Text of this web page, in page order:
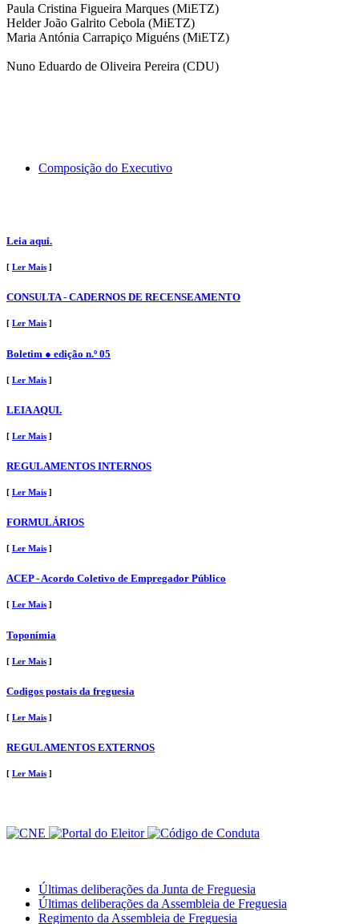
Paula Cristina Figueira Marques (MiETZ)
Helder João Galrito Cebola (MiETZ)
Maria Antónia Carrapiço Miguéns (MiETZ)
Nuno Eduardo de Oliveira Pereira (CDU)
Composição do Executivo
Leia aqui.
[ Ler Mais ]
CONSULTA - CADERNOS DE RECENSEAMENTO
[ Ler Mais ]
Boletim ● edição n.º 05
[ Ler Mais ]
LEIA AQUI.
[ Ler Mais ]
REGULAMENTOS INTERNOS
[ Ler Mais ]
FORMULÁRIOS
[ Ler Mais ]
ACEP - Acordo Coletivo de Empregador Público
[ Ler Mais ]
Toponímia
[ Ler Mais ]
Codigos postais da freguesia
[ Ler Mais ]
REGULAMENTOS EXTERNOS
[ Ler Mais ]
Últimas deliberações da Junta de Freguesia
Últimas deliberações da Assembleia de Freguesia
Regimento da Assembleia de Freguesia